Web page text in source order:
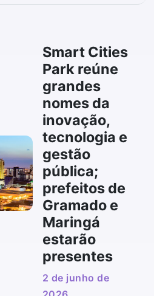
Smart Cities
Park reúne
grandes
nomes da
inovação,
tecnologia e
gestão
pública;
prefeitos de
Gramado e
Maringá
estarão
presentes
2 de junho de